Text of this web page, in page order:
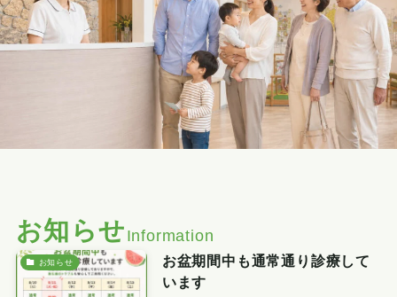
お知らせ Information
お知らせ
お盆期間中も通常通り診療して
います